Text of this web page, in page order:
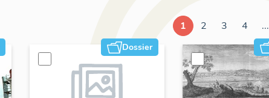
1 2 3 4 ...
Dossier